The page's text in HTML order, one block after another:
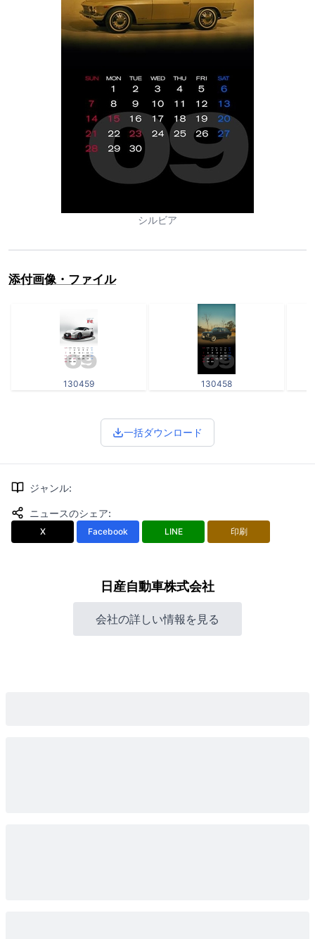
シルビア
添付画像・ファイル
130459 130458
一括ダウンロード
ジャンル:
ニュースのシェア:
X Facebook LINE 印刷
日産自動車株式会社
会社の詳しい情報を見る